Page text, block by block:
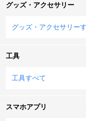
グッズ・アクセサリー
グッズ・アクセサリー
工具
工具すべて
スマホアプリ